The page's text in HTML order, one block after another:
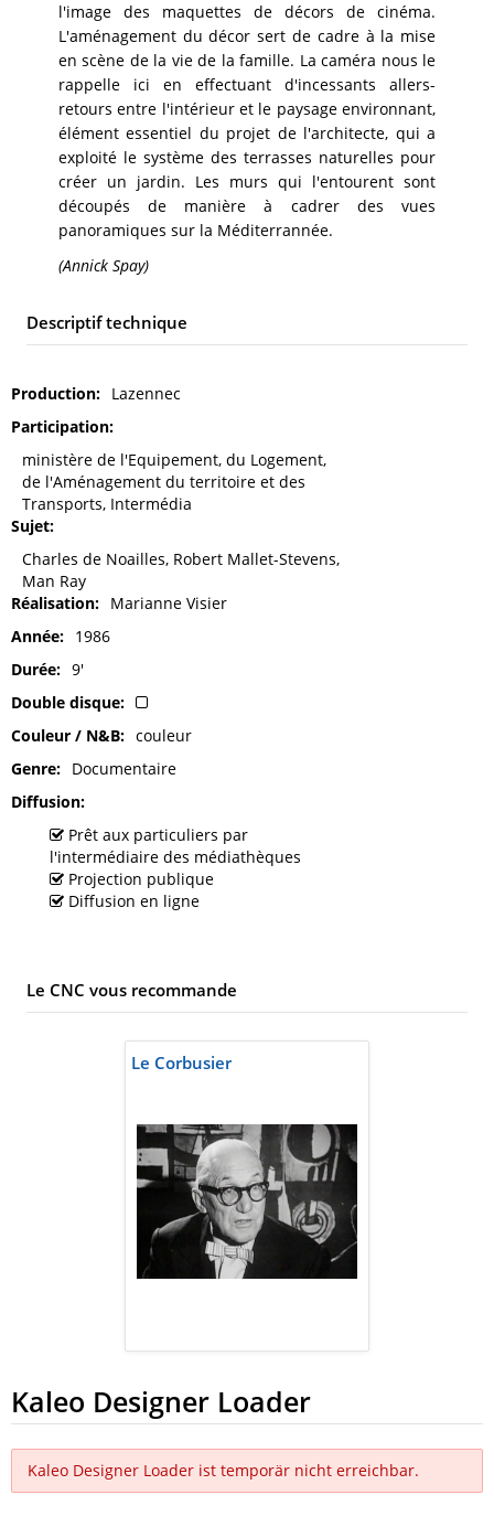
l'image des maquettes de décors de cinéma.
L'aménagement du décor sert de cadre à la mise
en scène de la vie de la famille. La caméra nous le
rappelle ici en effectuant d'incessants allers-
retours entre l'intérieur et le paysage environnant,
élément essentiel du projet de l'architecte, qui a
exploité le système des terrasses naturelles pour
créer un jardin. Les murs qui l'entourent sont
découpés de manière à cadrer des vues
panoramiques sur la Méditerrannée.
(Annick Spay)
Descriptif technique
Production
Lazennec
Participation
ministère de l'Equipement, du Logement,
de l'Aménagement du territoire et des
Transports, Intermédia
Sujet
Charles de Noailles, Robert Mallet-Stevens,
Man Ray
Réalisation
Marianne Visier
Année
1986
Durée
9'
Double disque
Couleur / N&B
couleur
Genre
Documentaire
Diffusion
Prêt aux particuliers par
l'intermédiaire des médiathèques
Projection publique
Diffusion en ligne
Le CNC vous recommande
Le Corbusier
Kaleo Designer Loader
Kaleo Designer Loader ist temporär nicht erreichbar.